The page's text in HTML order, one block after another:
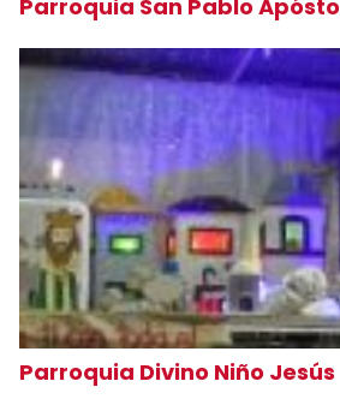
Parroquia San Pablo Apóstol
Parroquia Divino Niño Jesús